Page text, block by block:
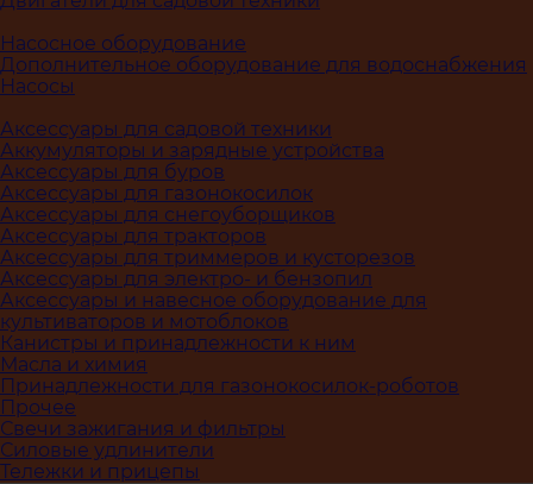
Насосное оборудование
Дополнительное оборудование для водоснабжения
Насосы
Аксессуары для садовой техники
Аккумуляторы и зарядные устройства
Аксессуары для буров
Аксессуары для газонокосилок
Аксессуары для снегоуборщиков
Аксессуары для тракторов
Аксессуары для триммеров и кусторезов
Аксессуары для электро- и бензопил
Аксессуары и навесное оборудование для
культиваторов и мотоблоков
Канистры и принадлежности к ним
Масла и химия
Принадлежности для газонокосилок-роботов
Прочее
Свечи зажигания и фильтры
Силовые удлинители
Тележки и прицепы